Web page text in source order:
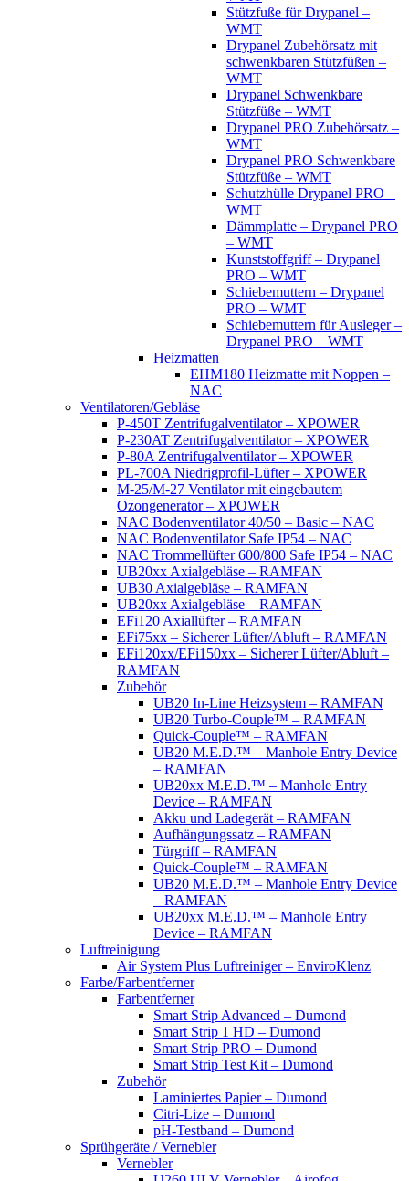
Stützfuße für Drypanel –
WMT
Drypanel Zubehörsatz mit
schwenkbaren Stützfüßen –
WMT
Drypanel Schwenkbare
Stützfüße – WMT
Drypanel PRO Zubehörsatz –
WMT
Drypanel PRO Schwenkbare
Stützfüße – WMT
Schutzhülle Drypanel PRO –
WMT
Dämmplatte – Drypanel PRO
– WMT
Kunststoffgriff – Drypanel
PRO – WMT
Schiebemuttern – Drypanel
PRO – WMT
Schiebemuttern für Ausleger –
Drypanel PRO – WMT
Heizmatten
EHM180 Heizmatte mit Noppen –
NAC
Ventilatoren/Gebläse
P-450T Zentrifugalventilator – XPOWER
P-230AT Zentrifugalventilator – XPOWER
P-80A Zentrifugalventilator – XPOWER
PL-700A Niedrigprofil-Lüfter – XPOWER
M-25/M-27 Ventilator mit eingebautem
Ozongenerator – XPOWER
NAC Bodenventilator 40/50 – Basic – NAC
NAC Bodenventilator Safe IP54 – NAC
NAC Trommellüfter 600/800 Safe IP54 – NAC
UB20xx Axialgebläse – RAMFAN
UB30 Axialgebläse – RAMFAN
UB20xx Axialgebläse – RAMFAN
EFi120 Axiallüfter – RAMFAN
EFi75xx – Sicherer Lüfter/Abluft – RAMFAN
EFi120xx/EFi150xx – Sicherer Lüfter/Abluft –
RAMFAN
Zubehör
UB20 In-Line Heizsystem – RAMFAN
UB20 Turbo-Couple™ – RAMFAN
Quick-Couple™ – RAMFAN
UB20 M.E.D.™ – Manhole Entry Device
– RAMFAN
UB20xx M.E.D.™ – Manhole Entry
Device – RAMFAN
Akku und Ladegerät – RAMFAN
Aufhängungssatz – RAMFAN
Türgriff – RAMFAN
Quick-Couple™ – RAMFAN
UB20 M.E.D.™ – Manhole Entry Device
– RAMFAN
UB20xx M.E.D.™ – Manhole Entry
Device – RAMFAN
Luftreinigung
Air System Plus Luftreiniger – EnviroKlenz
Farbe/Farbentferner
Farbentferner
Smart Strip Advanced – Dumond
Smart Strip 1 HD – Dumond
Smart Strip PRO – Dumond
Smart Strip Test Kit – Dumond
Zubehör
Laminiertes Papier – Dumond
Citri-Lize – Dumond
pH-Testband – Dumond
Sprühgeräte / Vernebler
Vernebler